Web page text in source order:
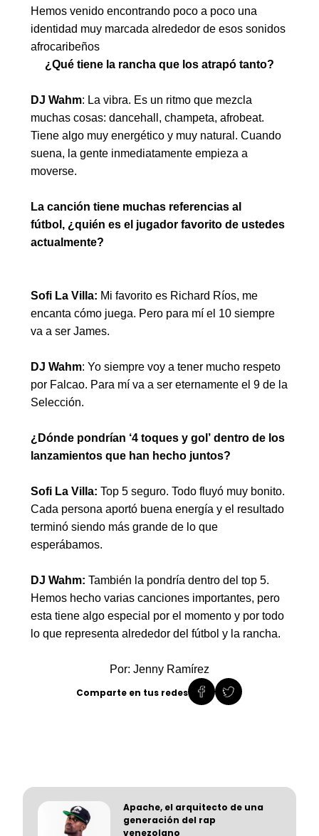
Apache, el arquitecto de una
generación del rap
venezolano
Hemos venido encontrando poco a poco una
identidad muy marcada alrededor de esos sonidos
afrocaribeños
¿Qué tiene la rancha que los atrapó tanto?
DJ Wahm: La vibra. Es un ritmo que mezcla
muchas cosas: dancehall, champeta, afrobeat.
Tiene algo muy energético y muy natural. Cuando
suena, la gente inmediatamente empieza a
moverse.
La canción tiene muchas referencias al
fútbol, ¿quién es el jugador favorito de ustedes
actualmente?
Sofi La Villa: Mi favorito es Richard Ríos, me
encanta cómo juega. Pero para mí el 10 siempre
va a ser James.
DJ Wahm: Yo siempre voy a tener mucho respeto
por Falcao. Para mí va a ser eternamente el 9 de la
Selección.
¿Dónde pondrían ‘4 toques y gol’ dentro de los
lanzamientos que han hecho juntos?
Sofi La Villa: Top 5 seguro. Todo fluyó muy bonito.
Cada persona aportó buena energía y el resultado
terminó siendo más grande de lo que
esperábamos.
DJ Wahm: También la pondría dentro del top 5.
Hemos hecho varias canciones importantes, pero
esta tiene algo especial por el momento y por todo
lo que representa alrededor del fútbol y la rancha.
Por: Jenny Ramírez
Comparte en tus redes